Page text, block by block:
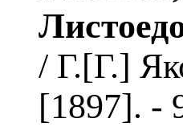
/ Г.[Г.]
[1897]. -